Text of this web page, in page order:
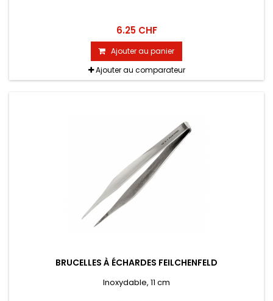
6.25 CHF
Ajouter au panier
Ajouter au comparateur
BRUCELLES À ÉCHARDES FEILCHENFELD
Inoxydable, 11 cm